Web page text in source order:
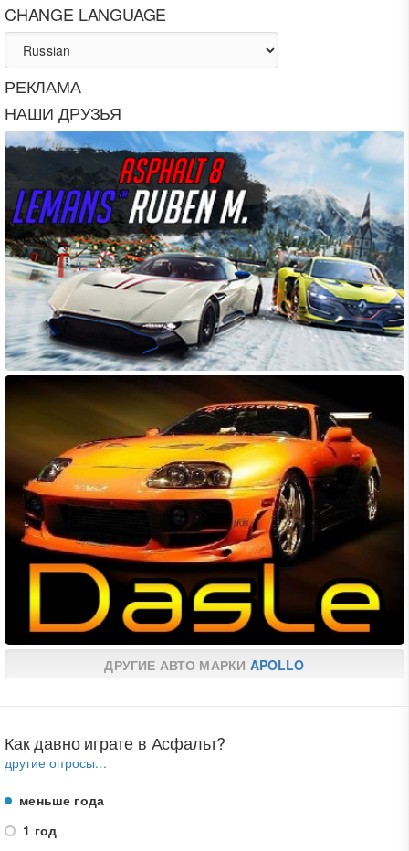
CHANGE LANGUAGE
РЕКЛАМА
НАШИ ДРУЗЬЯ
ДРУГИЕ АВТО МАРКИ APOLLO
Как давно играте в Асфальт?
другие опросы...
меньше года
1 год